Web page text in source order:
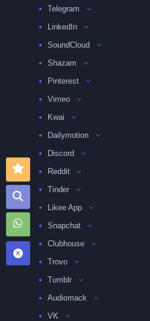
Telegram
LinkedIn
SoundCloud
Shazam
Pinterest
Vimeo
Kwai
Dailymotion
Discord
Reddit
Tinder
Likee App
Snapchat
Clubhouse
Trovo
Tumblr
Audiomack
VK